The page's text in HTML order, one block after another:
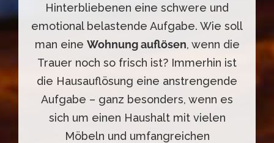
Hinterbliebenen eine schwere und
emotional belastende Aufgabe. Wie soll
man eine Wohnung auflösen, wenn die
Trauer noch so frisch ist? Immerhin ist
die Hausauflösung eine anstrengende
Aufgabe – ganz besonders, wenn es
sich um einen Haushalt mit vielen
Möbeln und umfangreichen